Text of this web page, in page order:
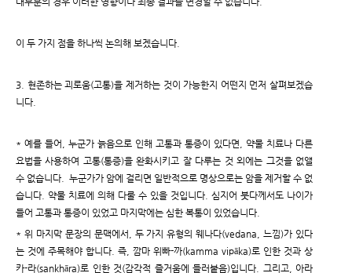
이 두 가지 점을 하나씩 논의해 보겠습니다.
3. 현존하는 괴로움(고통)을 제거하는 것이 가능한지 어떤지 먼저 살펴보겠습
니다.
* 예를 들어, 누군가 늙음으로 인해 고통과 통증이 있다면, 약물 치료나 다른
요법을 사용하여 고통(통증)을 완화시키고 잘 다루는 것 외에는 그것을 없앨
수 없습니다. 누군가가 암에 걸리면 일반적으로 명상으로는 암을 제거할 수 없
습니다. 약물 치료에 의해 다룰 수 있을 것입니다. 심지어 붓다께서도 나이가
들어 고통과 통증이 있었고 마지막에는 심한 복통이 있었습니다.
* 위 마지막 문장의 문맥에서, 두 가지 유형의 웨나다(vedana, 느낌)가 있다
는 것에 주목해야 합니다. 즉, 깜마 위빠-까(kamma vipāka)로 인한 것과 상
카-라(sankhāra)로 인한 것(감각적 즐거움에 들러붙음)입니다. 그리고, 아라